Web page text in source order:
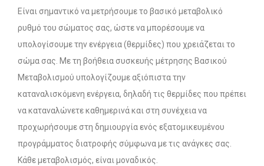
Είναι σημαντικό να μετρήσουμε το βασικό μεταβολικό
ρυθμό του σώματος σας, ώστε να μπορέσουμε να
υπολογίσουμε την ενέργεια (θερμίδες) που χρειάζεται το
σώμα σας. Με τη βοήθεια συσκευής μέτρησης Βασικού
Μεταβολισμού υπολογίζουμε αξιόπιστα την
καταναλισκόμενη ενέργεια, δηλαδή τις θερμίδες που πρέπει
να καταναλώνετε καθημερινά και στη συνέχεια να
προχωρήσουμε στη δημιουργία ενός εξατομικευμένου
προγράμματος διατροφής σύμφωνα με τις ανάγκες σας.
Κάθε μεταβολισμός, είναι μοναδικός.